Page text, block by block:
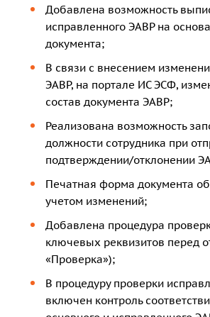
Добавлена возможность
исправленного ЭАВР на
документа;
В связи с внесением
ЭАВР, на портале ИС ЭСФ,
состав документа ЭАВР;
Реализована возможность
должности сотрудника при
подтверждении/отклонении
Печатная форма документа
учетом изменений;
Добавлена процедура
ключевых реквизитов перед
«Проверка»);
В процедуру проверки
включен контроль